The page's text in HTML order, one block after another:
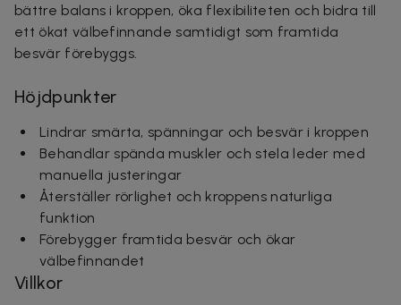
bättre balans i kroppen, öka flexibiliteten och bidra till
ett ökat välbefinnande samtidigt som framtida
besvär förebyggs.
Höjdpunkter
Lindrar smärta, spänningar och besvär i kroppen
Behandlar spända muskler och stela leder med
manuella justeringar
Återställer rörlighet och kroppens naturliga
funktion
Förebygger framtida besvär och ökar
välbefinnandet
Villkor